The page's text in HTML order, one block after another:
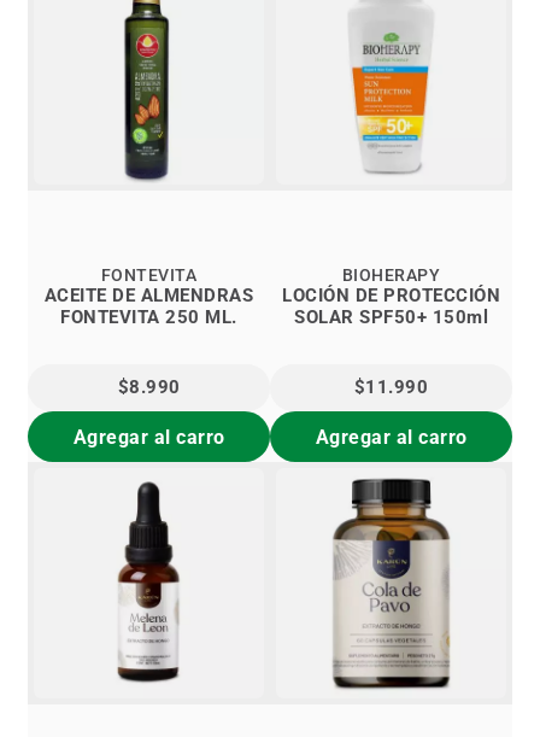
ACEITE DE ALMENDRAS
FONTEVITA 250 ML.
FONTEVITA
$8.990
Agregar al carro
LOCIÓN DE PROTECCIÓN
SOLAR SPF50+ 150ml
BIOHERAPY
$11.990
Agregar al carro